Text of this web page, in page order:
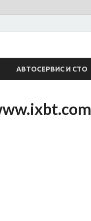
АВТОСЕРВИС И СТО